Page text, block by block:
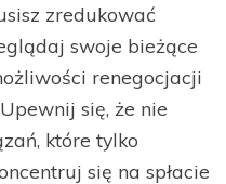
zredukować
swoje bieżące
renegocjacji
się, że nie
które tylko
się na spłacie